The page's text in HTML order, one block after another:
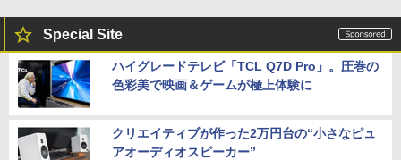
Special Site
ハイグレードテレビ「TCL Q7D Pro」。圧巻の
色彩美で映画＆ゲームが極上体験に
クリエイティブが作った2万円台の“小さなピュ
アオーディオスピーカー”